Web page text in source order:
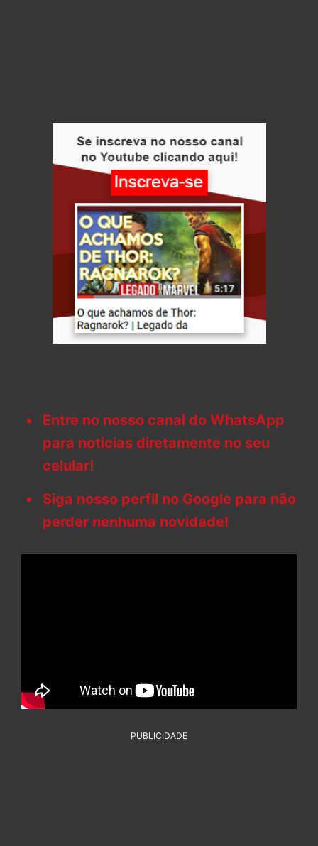
Entre no nosso canal do WhatsApp
para notícias diretamente no seu
celular!
Siga nosso perfil no Google para não
perder nenhuma novidade!
PUBLICIDADE